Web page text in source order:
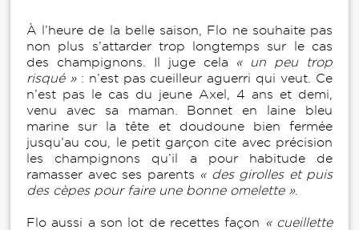
À l’heure de la belle saison, Flo ne souhaite pas
non plus s’attarder trop longtemps sur le cas
des champignons. Il juge cela « un peu trop
risqué » : n’est pas cueilleur aguerri qui veut. Ce
n’est pas le cas du jeune Axel, 4 ans et demi,
venu avec sa maman. Bonnet en laine bleu
marine sur la tête et doudoune bien fermée
jusqu’au cou, le petit garçon cite avec précision
les champignons qu’il a pour habitude de
ramasser avec ses parents « des girolles et puis
des cèpes pour faire une bonne omelette ».
Flo aussi a son lot de recettes façon « cueillette